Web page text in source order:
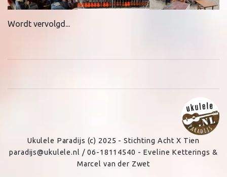
Wordt vervolgd...
Ukulele Paradijs (c) 2025 - Stichting Acht X Tien
paradijs@ukulele.nl / 06-18114540 - Eveline Ketterings &
Marcel van der Zwet